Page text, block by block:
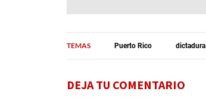
TEMAS Puerto Rico dictadura
DEJA TU COMENTARIO